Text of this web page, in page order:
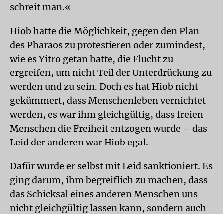
schreit man.«
Hiob hatte die Möglichkeit, gegen den Plan
des Pharaos zu protestieren oder zumindest,
wie es Yitro getan hatte, die Flucht zu
ergreifen, um nicht Teil der Unterdrückung zu
werden und zu sein. Doch es hat Hiob nicht
gekümmert, dass Menschenleben vernichtet
werden, es war ihm gleichgültig, dass freien
Menschen die Freiheit entzogen wurde – das
Leid der anderen war Hiob egal.
Dafür wurde er selbst mit Leid sanktioniert. Es
ging darum, ihm begreiflich zu machen, dass
das Schicksal eines anderen Menschen uns
nicht gleichgültig lassen kann, sondern auch